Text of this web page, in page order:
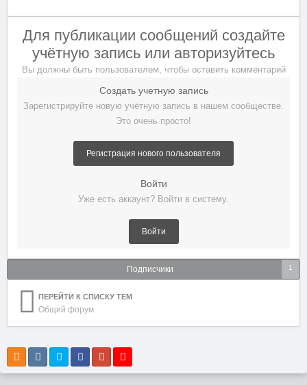
Для публикации сообщений создайте
учётную запись или авторизуйтесь
Вы должны быть пользователем, чтобы оставить комментарий
Создать учетную запись
Зарегистрируйте новую учётную запись в нашем сообществе.
Это очень просто!
Регистрация нового пользователя
Войти
Уже есть аккаунт? Войти в систему.
Войти
Подписчики 1
ПЕРЕЙТИ К СПИСКУ ТЕМ
Общий форум